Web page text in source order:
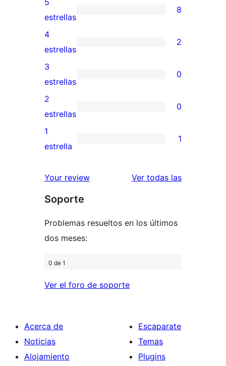
8
valoraciones
de
5
estrellas
estrellas
8
2
valoraciones
de
4
estrellas
4
estrellas
2
0
valoraciones
de
3
estrellas
3
estrellas
0
0
valoraciones
de
estrellas
2
estrellas
0
1
de
estrellas
1
estrella
1
Your review Ver todas las
Soporte
Problemas resueltos en los últimos
dos meses:
0 de 1
Ver el foro de soporte
Acerca de
Noticias
Alojamiento
Escaparate
Temas
Plugins